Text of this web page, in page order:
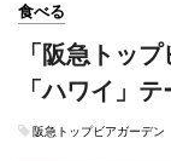
食べる
「阪急トッ
「ハワイ」
阪急トップビアガーデン